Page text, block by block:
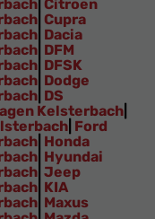
Citroen
Cupra
Dacia
DFM
DFSK
Dodge
DS
Kelsterbach
Ford
Honda
Hyundai
Jeep
KIA
Maxus